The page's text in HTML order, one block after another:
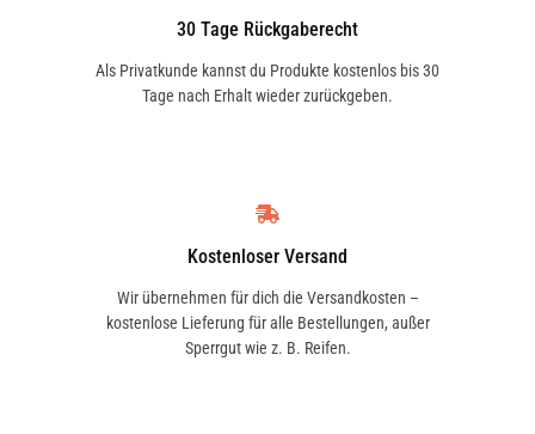
30 Tage Rückgaberecht
Als Privatkunde kannst du Produkte kostenlos bis 30
Tage nach Erhalt wieder zurückgeben.
Kostenloser Versand
Wir übernehmen für dich die Versandkosten –
kostenlose Lieferung für alle Bestellungen, außer
Sperrgut wie z. B. Reifen.